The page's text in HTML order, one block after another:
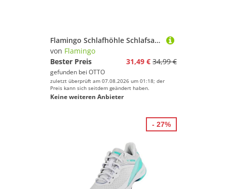
Flamingo Schlafhöhle Schlafsack Alba weiß
von Flamingo
Bester Preis
31,49 € 34,99 €
gefunden bei OTTO
zuletzt überprüft am 07.08.2026 um 01:18; der
Preis kann sich seitdem geändert haben.
Keine weiteren Anbieter
- 27%